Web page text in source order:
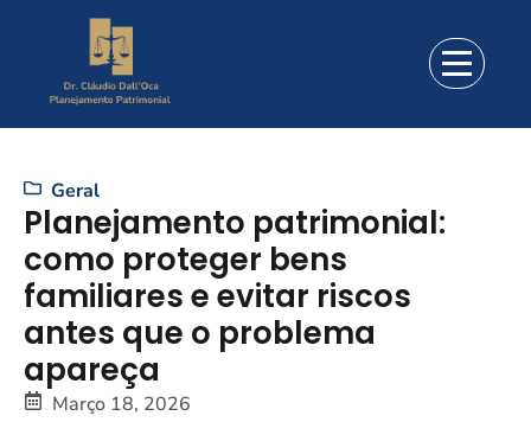
Geral
Planejamento patrimonial:
como proteger bens
familiares e evitar riscos
antes que o problema
apareça
Março 18, 2026